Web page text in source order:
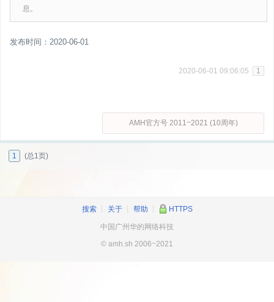
息。
发布时间：2020-06-01
2020-06-01 09:06:05 1
AMH官方号 2011~2021 (10周年)
1 (总1页)
搜索┊ 关于┊ 帮助 HTTPS
中国广州华的网络科技
© amh.sh 2006~2021